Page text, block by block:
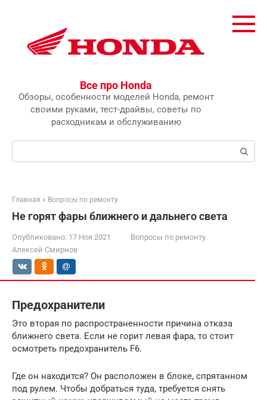
Все про Honda
Обзоры, особенности моделей Honda, ремонт
своими руками, тест-драйвы, советы по
расходникам и обслуживанию
Главная » Вопросы по ремонту
Не горят фары ближнего и дальнего света
Опубликовано: 17 Ноя 2021
Вопросы по ремонту
Алексей Смирнов
Предохранители
Это вторая по распространенности причина отказа
ближнего света. Если не горит левая фара, то стоит
осмотреть предохранитель F6.
Где он находится? Он расположен в блоке, спрятанном
под рулем. Чтобы добраться туда, требуется снять